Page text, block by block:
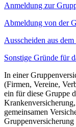
Anmeldung zur
Abmeldung von der
Ausscheiden aus
Sonstige Gründe für
In einer
(Firmen, Vereine,
ein für diese Gruppe
gemeinsamen